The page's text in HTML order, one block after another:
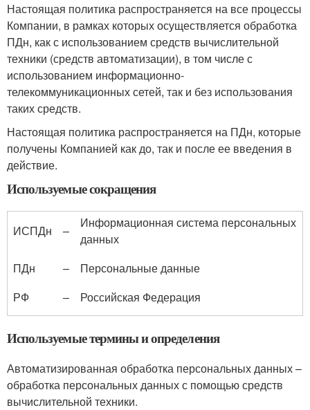
Настоящая политика распространяется на все процессы
Компании, в рамках которых осуществляется обработка
ПДн, как с использованием средств вычислительной
техники (средств автоматизации), в том числе с
использованием информационно-
телекоммуникационных сетей, так и без использования
таких средств.
Настоящая политика распространяется на ПДн, которые
получены Компанией как до, так и после ее введения в
действие.
Используемые сокращения
ИСПДн –
Информационная система персональных
данных
ПДн
–
Персональные данные
РФ
– Российская Федерация
Используемые термины и определения
Автоматизированная обработка персональных данных –
обработка персональных данных с помощью средств
вычислительной техники.